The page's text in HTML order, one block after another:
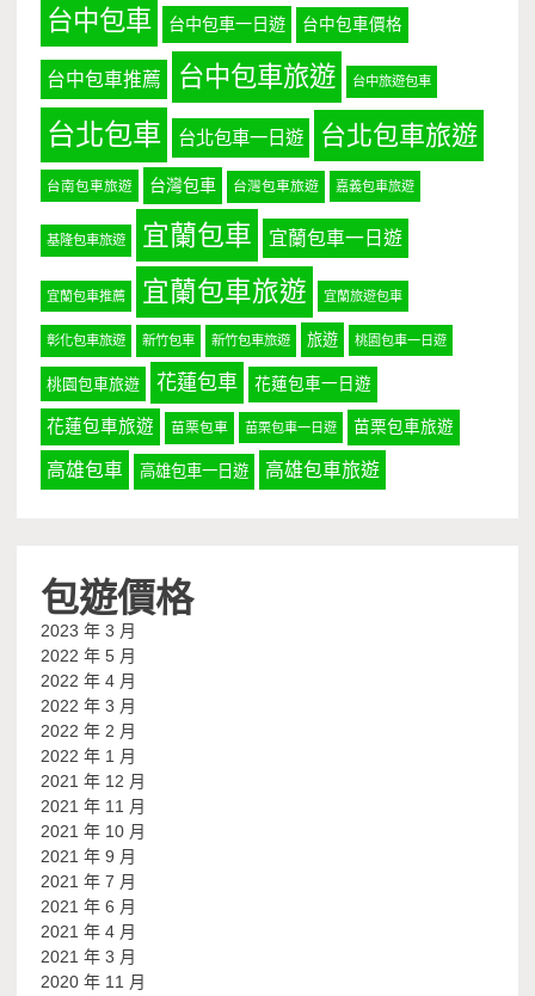
台中包車 台中包車一日遊 台中包車價格
台中包車推薦 台中包車旅遊 台中旅遊包車
台北包車 台北包車一日遊 台北包車旅遊
台南包車旅遊 台灣包車 台灣包車旅遊 嘉義包車旅遊
基隆包車旅遊 宜蘭包車 宜蘭包車一日遊
宜蘭包車推薦 宜蘭包車旅遊 宜蘭旅遊包車
彰化包車旅遊 新竹包車 新竹包車旅遊 旅遊 桃園包車一日遊
桃園包車旅遊 花蓮包車 花蓮包車一日遊
花蓮包車旅遊 苗栗包車 苗栗包車一日遊 苗栗包車旅遊
高雄包車 高雄包車一日遊 高雄包車旅遊
包遊價格
2023 年 3 月
2022 年 5 月
2022 年 4 月
2022 年 3 月
2022 年 2 月
2022 年 1 月
2021 年 12 月
2021 年 11 月
2021 年 10 月
2021 年 9 月
2021 年 7 月
2021 年 6 月
2021 年 4 月
2021 年 3 月
2020 年 11 月